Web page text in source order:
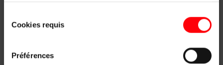
moment. Vous trouverez de plus amples informations sur les
cookies et les options de personnalisation sous le bouton "Afficher
les détails".
duCookies requis
Préférences